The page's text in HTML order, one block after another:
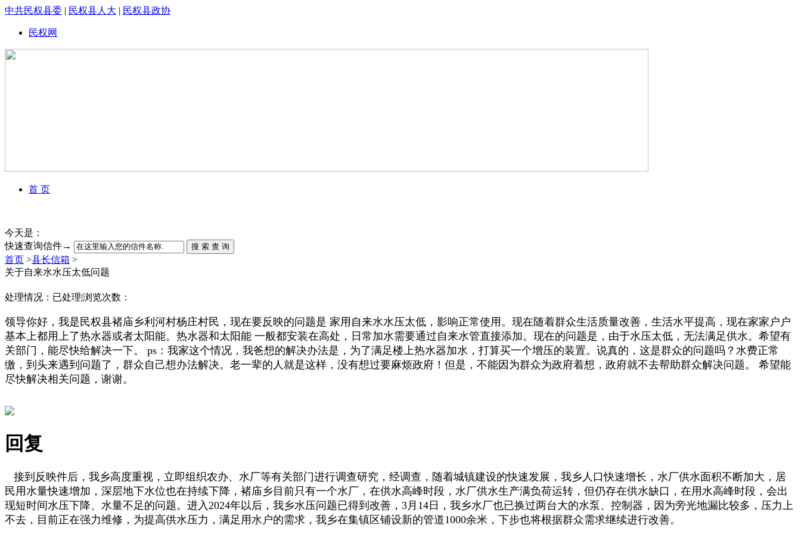
中共民权县委 | 民权县人大 | 民权县政协
民权网
首 页
今天是：
快速查询信件→
搜 索 查 询
首页 >县长信箱 >
关于自来水水压太低问题
处理情况： 已处理|浏览次数：
领导你好，我是民权县褚庙乡利河村杨庄村民，现在要反映的问题是 家用自来水水压太低，影响正常使用。现在随着群众生活质量改善，生活水平提高，现在家家户户
基本上都用上了热水器或者太阳能。热水器和太阳能 一般都安装在高处，日常加水需要通过自来水管直接添加。现在的问题是，由于水压太低，无法满足供水。希望有
关部门，能尽快给解决一下。 ps：我家这个情况，我爸想的解决办法是，为了满足楼上热水器加水，打算买一个增压的装置。说真的，这是群众的问题吗？水费正常
缴，到头来遇到问题了，群众自己想办法解决。老一辈的人就是这样，没有想过要麻烦政府！但是，不能因为群众为政府着想，政府就不去帮助群众解决问题。 希望能
尽快解决相关问题，谢谢。
回复
接到反映件后，我乡高度重视，立即组织农办、水厂等有关部门进行调查研究，经调查，随着城镇建设的快速发展，我乡人口快速增长，水厂供水面积不断加大，居
民用水量快速增加，深层地下水位也在持续下降，褚庙乡目前只有一个水厂，在供水高峰时段，水厂供水生产满负荷运转，但仍存在供水缺口，在用水高峰时段，会出
现短时间水压下降、水量不足的问题。进入2024年以后，我乡水压问题已得到改善，3月14日，我乡水厂也已换过两台大的水泵、控制器，因为旁光地漏比较多，压力上
不去，目前正在强力维修，为提高供水压力，满足用水户的需求，我乡在集镇区铺设新的管道1000余米，下步也将根据群众需求继续进行改善。